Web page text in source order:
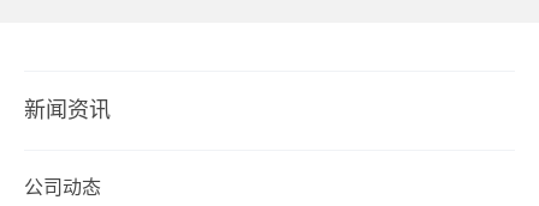
新闻资讯
公司动态